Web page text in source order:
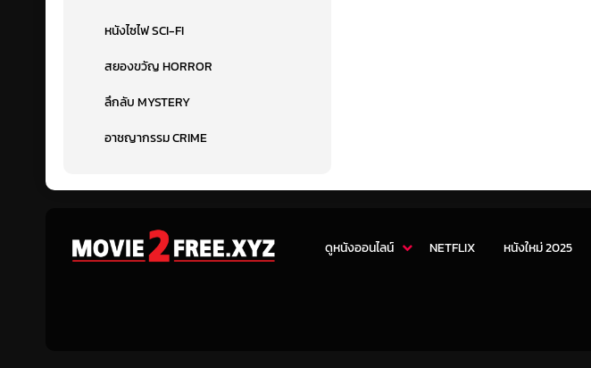
หนังไซไฟ SCI-FI
สยองขวัญ HORROR
ลึกลับ MYSTERY
อาชญากรรม CRIME
ดูหนังออนไลน์ NETFLIX หนังใหม่ 2025